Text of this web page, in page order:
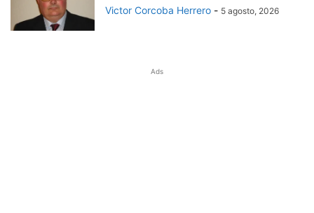
Victor Corcoba Herrero - 5 agosto, 2026
Ads